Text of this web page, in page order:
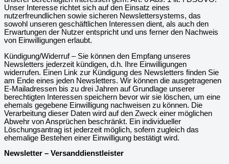
Unser Interesse richtet sich auf den Einsatz eines
nutzerfreundlichen sowie sicheren Newslettersystems, das
sowohl unseren geschäftlichen Interessen dient, als auch den
Erwartungen der Nutzer entspricht und uns ferner den Nachweis
von Einwilligungen erlaubt.
Kündigung/Widerruf – Sie können den Empfang unseres
Newsletters jederzeit kündigen, d.h. Ihre Einwilligungen
widerrufen. Einen Link zur Kündigung des Newsletters finden Sie
am Ende eines jeden Newsletters. Wir können die ausgetragenen
E-Mailadressen bis zu drei Jahren auf Grundlage unserer
berechtigten Interessen speichern bevor wir sie löschen, um eine
ehemals gegebene Einwilligung nachweisen zu können. Die
Verarbeitung dieser Daten wird auf den Zweck einer möglichen
Abwehr von Ansprüchen beschränkt. Ein individueller
Löschungsantrag ist jederzeit möglich, sofern zugleich das
ehemalige Bestehen einer Einwilligung bestätigt wird.
Newsletter – Versanddienstleister